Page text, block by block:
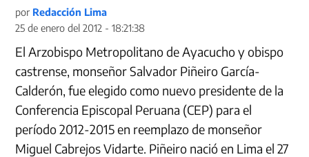
por Redacción Lima
25 de enero del 2012 - 18:21:38
El Arzobispo Metropolitano de Ayacucho y obispo
castrense, monseñor Salvador Piñeiro García-
Calderón, fue elegido como nuevo presidente de la
Conferencia Episcopal Peruana (CEP) para el
período 2012-2015 en reemplazo de monseñor
Miguel Cabrejos Vidarte. Piñeiro nació en Lima el 27